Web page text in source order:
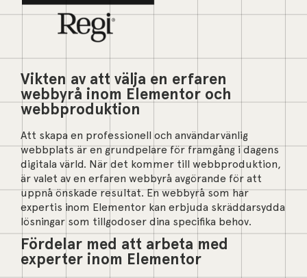
Vikten av att välja en erfaren
webbyrå inom Elementor och
webbproduktion
Att skapa en professionell och användarvänlig
webbplats är en grundpelare för framgång i dagens
digitala värld. När det kommer till webbproduktion,
är valet av en erfaren webbyrå avgörande för att
uppnå önskade resultat. En webbyrå som har
expertis inom Elementor kan erbjuda skräddarsydda
lösningar som tillgodoser dina specifika behov.
Fördelar med att arbeta med
experter inom Elementor